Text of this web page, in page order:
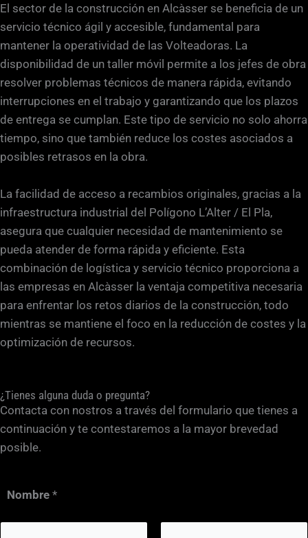
El sector de la construcción en Alcàsser se beneficia de un
servicio técnico ágil y accesible, fundamental para
mantener la operatividad de las Volteadoras. La
disponibilidad de un taller móvil permite a los jefes de obra
resolver problemas técnicos de manera rápida, evitando
interrupciones en el trabajo y garantizando que los plazos
de entrega se cumplan. Este tipo de servicio no solo ahorra
tiempo, sino que también reduce los costes asociados a
posibles retrasos en la obra.
La facilidad de acceso a recambios originales, gracias a la
infraestructura industrial del Polígono L’Alter / El Pla,
asegura que cualquier necesidad de mantenimiento se
pueda atender de forma rápida y eficiente. Esta
combinación de logística y servicio técnico proporciona a
las empresas en Alcàsser la ventaja competitiva necesaria
para enfrentar los retos diarios de la construcción, todo
mientras se mantiene el foco en la reducción de costes y la
optimización de recursos.
¿Tienes alguna duda o pregunta?
Contacta con nostros a través del formulario que tienes a
continuación y te contestaremos a la mayor brevedad
posible.
Nombre *